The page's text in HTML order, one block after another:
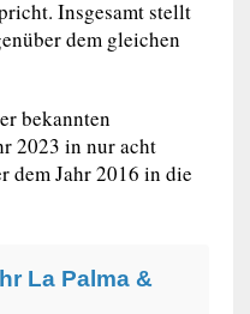
Insgesamt stellt
dem gleichen
bekannten
2023 in nur acht
dem Jahr 2016 in die
La Palma &